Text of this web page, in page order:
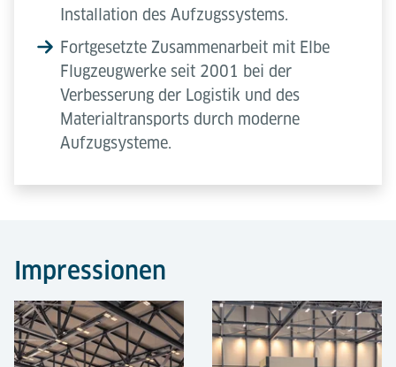
Installation des Aufzugssystems.
Fortgesetzte Zusammenarbeit mit Elbe
Flugzeugwerke seit 2001 bei der
Verbesserung der Logistik und des
Materialtransports durch moderne
Aufzugsysteme.
Impressionen